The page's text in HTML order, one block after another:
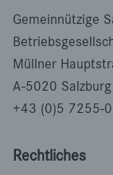
Gemeinnützige
Müllner
A-5020 Salzburg
+43 (0)5 7255-0
Rechtliches